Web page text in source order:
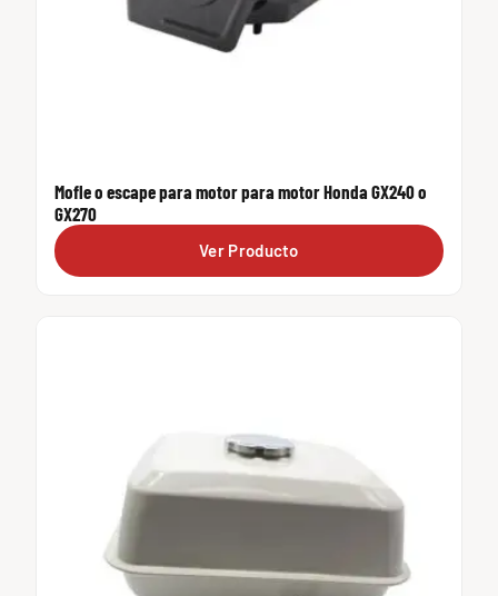
Mofle o escape para motor para motor Honda GX240 o
GX270
Ver Producto